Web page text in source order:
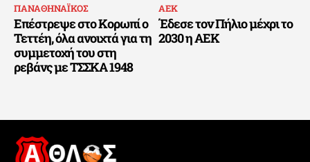
ΠΑΝΑΘΗΝΑΪΚΟΣ
Επέστρεψε στο Κορωπί ο
Τεττέη, όλα ανοιχτά για τη
συμμετοχή του στη
ρεβάνς με ΤΣΣΚΑ 1948
ΑΕΚ
Έδεσε τον Πήλιο μέχρι το
2030 η ΑΕΚ